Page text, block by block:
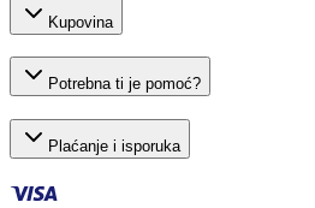
Kupovina
Potrebna ti je pomoć?
Plaćanje i isporuka